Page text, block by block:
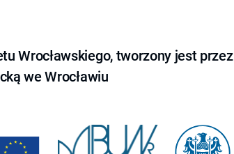
Wrocławskiego, tworzony jest przez
we Wrocławiu